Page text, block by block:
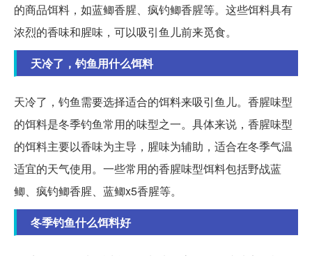
的商品饵料，如蓝鲫香腥、疯钓鲫香腥等。这些饵料具有
浓烈的香味和腥味，可以吸引鱼儿前来觅食。
天冷了，钓鱼用什么饵料
天冷了，钓鱼需要选择适合的饵料来吸引鱼儿。香腥味型
的饵料是冬季钓鱼常用的味型之一。具体来说，香腥味型
的饵料主要以香味为主导，腥味为辅助，适合在冬季气温
适宜的天气使用。一些常用的香腥味型饵料包括野战蓝
鲫、疯钓鲫香腥、蓝鲫x5香腥等。
冬季钓鱼什么饵料好